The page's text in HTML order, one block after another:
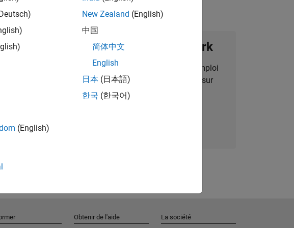
Rejoignez notre Talent Network
Recevez des alertes pour des opportunités d'emploi
personnalisées, des articles et des actualités sur
l'entreprise.
(English)
New Zealand (English)
中国
简体中文
English
日本 (日本語)
한국 (한국어)
Obtenir de l'aide La société